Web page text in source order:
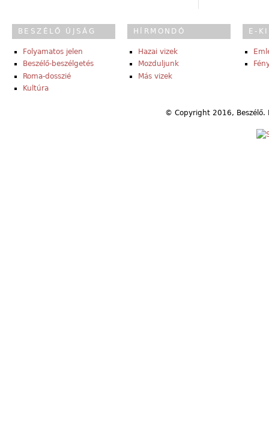
BESZÉLŐ ÚJSÁG
Folyamatos jelen
Beszélő-beszélgetés
Roma-dosszié
Kultúra
HÍRMONDÓ
Hazai vizek
Mozduljunk
Más vizek
E-
© Copyright 2016,